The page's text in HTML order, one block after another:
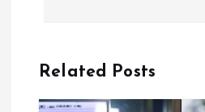
IG！粉絲驚
Related Posts